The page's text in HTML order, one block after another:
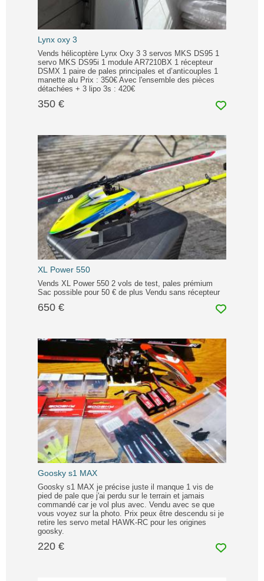
Lynx oxy 3
Vends hélicoptère Lynx Oxy 3 3 servos MKS DS95 1
servo MKS DS95i 1 module AR7210BX 1 récepteur
DSMX 1 paire de pales principales et d’anticouples 1
manette alu Prix : 350€ Avec l'ensemble des pièces
détachées + 3 lipo 3s : 420€
350 €
XL Power 550
Vends XL Power 550 2 vols de test, pales prémium
Sac possible pour 50 € de plus Vendu sans récepteur
650 €
Goosky s1 MAX
Goosky s1 MAX je précise juste il manque 1 vis de
pied de pale que j'ai perdu sur le terrain et jamais
commandé car je vol plus avec. Vendu avec se que
vous voyez sur la photo. Prix peux être descendu si je
retire les servo metal HAWK-RC pour les origines
goosky.
220 €